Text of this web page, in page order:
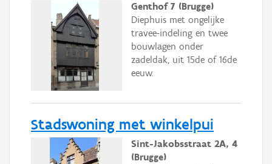
Genthof 7 (Brugge)
Diephuis met ongelijke
travee-indeling en twee
bouwlagen onder
zadeldak, uit 15de of 16de
eeuw.
Stadswoning met winkelpui
Sint-Jakobsstraat 2A, 4
(Brugge)